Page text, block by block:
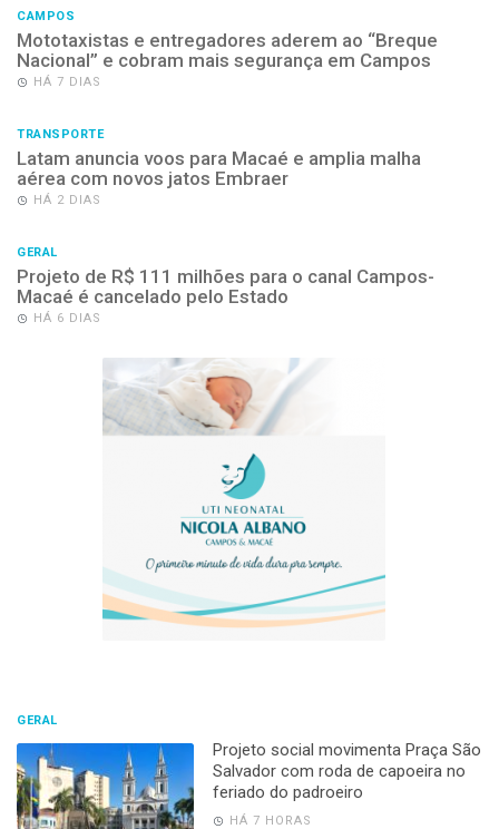
CAMPOS
Mototaxistas e entregadores aderem ao “Breque
Nacional” e cobram mais segurança em Campos
HÁ 7 DIAS
TRANSPORTE
Latam anuncia voos para Macaé e amplia malha
aérea com novos jatos Embraer
HÁ 2 DIAS
GERAL
Projeto de R$ 111 milhões para o canal Campos-
Macaé é cancelado pelo Estado
HÁ 6 DIAS
GERAL
Projeto social movimenta Praça São
Salvador com roda de capoeira no
feriado do padroeiro
HÁ 7 HORAS